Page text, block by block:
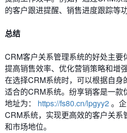
的客户跟进提醒、销售进度跟踪等
总结
CRM客户关系管理系统的好处主要
提高销售效率、优化营销策略和增
在选择CRM系统时，可以根据自身
适合的CRM系统。纷享销客是一款
地址为：
https://fs80.cn/lpgyy2。
CRM系统，实现更高效的客户关系
和市场地位。